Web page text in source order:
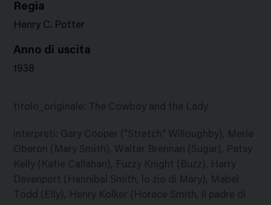
Regia
Henry C. Potter
Anno di uscita
1938
titolo_originale: The Cowboy and the Lady
interpreti: Gary Cooper ("Stretch" Willoughby), Merle
Oberon (Mary Smith), Walter Brennan (Sugar), Patsy
Kelly (Katie Callahan), Fuzzy Knight (Buzz), Harry
Davenport (Hannibal Smith, lo zio di Mary), Mabel
Todd (Elly), Henry Kolker (Horace Smith, il padre di